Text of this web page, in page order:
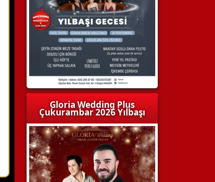
Gloria Wedding Plus
Çukurambar 2026 Yılbaşı